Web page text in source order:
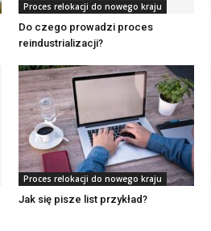
Proces relokacji do nowego kraju
Do czego prowadzi proces
reindustrializacji?
Proces relokacji do nowego kraju
Jak się pisze list przykład?